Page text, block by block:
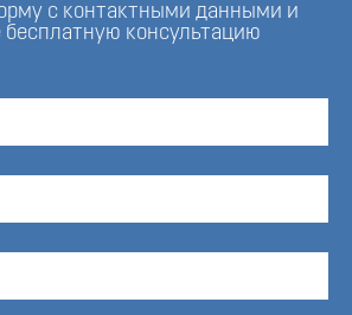
с контактными данными и
бесплатную консультацию